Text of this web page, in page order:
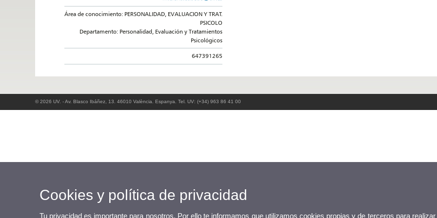
Área de conocimiento: PERSONALIDAD, EVALUACION Y TRAT.
PSICOLO
Departamento: Personalidad, Evaluación y Tratamientos
Psicológicos
647391265
© 2026 UV. - Av. Blasco Ibáñez, 13. 46010 València. Espanya. Tel. UV: (+34) 963 86 41 00
Cookies y política de privacidad
Tu privacidad es importante para nosotros. Por ello te informamos que utilizamos cookies propias y de terceros para realizar